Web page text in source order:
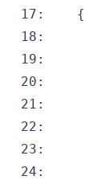
17:
18:
19:
20:
21:
22:
23:
24: